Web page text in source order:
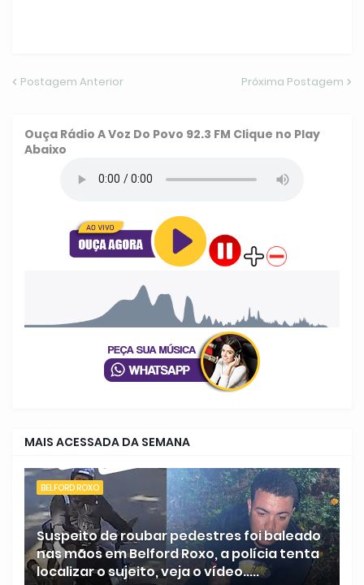
Postagem Anterior Próxima Postagem
Ouça Rádio A Voz Do Povo 92.3 FM Clique no Play
Abaixo
MAIS ACESSADA DA SEMANA
BELFORD ROXO
Suspeito de roubar pedestres foi baleado
nas mãos em Belford Roxo, a polícia tenta
localizar o sujeito, veja o vídeo.....